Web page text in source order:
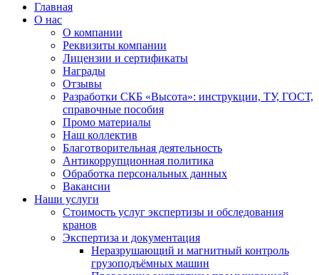
Главная
О нас
О компании
Реквизиты компании
Лицензии и сертификаты
Награды
Отзывы
Разработки СКБ «Высота»: инструкции, ТУ, ГОСТ,
справочные пособия
Промо материалы
Наш коллектив
Благотворительная деятельность
Антикоррупционная политика
Обработка персональных данных
Вакансии
Наши услуги
Стоимость услуг экспертизы и обследования
кранов
Экспертиза и документация
Неразрушающий и магнитный контроль
грузоподъёмных машин